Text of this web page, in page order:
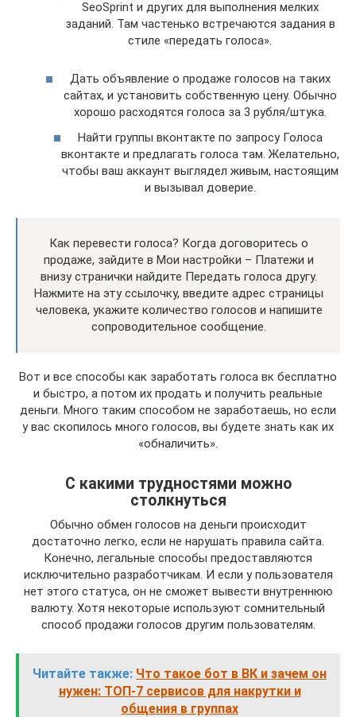
SeoSprint и других для выполнения мелких
заданий. Там частенько встречаются задания в
стиле «передать голоса».
Дать объявление о продаже голосов на таких
сайтах, и установить собственную цену. Обычно
хорошо расходятся голоса за 3 рубля/штука.
Найти группы вконтакте по запросу Голоса
вконтакте и предлагать голоса там. Желательно,
чтобы ваш аккаунт выглядел живым, настоящим
и вызывал доверие.
Как перевести голоса? Когда договоритесь о
продаже, зайдите в Мои настройки – Платежи и
внизу странички найдите Передать голоса другу.
Нажмите на эту ссылочку, введите адрес страницы
человека, укажите количество голосов и напишите
сопроводительное сообщение.
Вот и все способы как заработать голоса вк бесплатно
и быстро, а потом их продать и получить реальные
деньги. Много таким способом не заработаешь, но если
у вас скопилось много голосов, вы будете знать как их
«обналичить».
С какими трудностями можно
столкнуться
Обычно обмен голосов на деньги происходит
достаточно легко, если не нарушать правила сайта.
Конечно, легальные способы предоставляются
исключительно разработчикам. И если у пользователя
нет этого статуса, он не сможет вывести внутреннюю
валюту. Хотя некоторые используют сомнительный
способ продажи голосов другим пользователям.
Читайте также: Что такое бот в ВК и зачем он
нужен: ТОП-7 сервисов для накрутки и
общения в группах